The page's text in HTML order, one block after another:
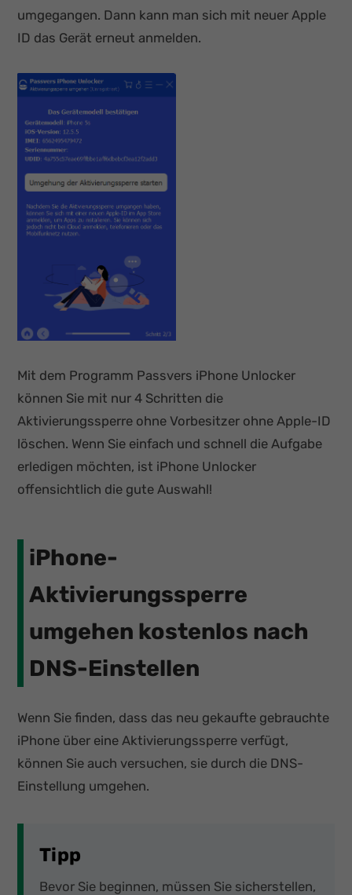
umgegangen. Dann kann man sich mit neuer Apple
ID das Gerät erneut anmelden.
Mit dem Programm Passvers iPhone Unlocker
können Sie mit nur 4 Schritten die
Aktivierungssperre ohne Vorbesitzer ohne Apple-ID
löschen. Wenn Sie einfach und schnell die Aufgabe
erledigen möchten, ist iPhone Unlocker
offensichtlich die gute Auswahl!
iPhone-
Aktivierungssperre
umgehen kostenlos nach
DNS-Einstellen
Wenn Sie finden, dass das neu gekaufte gebrauchte
iPhone über eine Aktivierungssperre verfügt,
können Sie auch versuchen, sie durch die DNS-
Einstellung umgehen.
Tipp
Bevor Sie beginnen, müssen Sie sicherstellen,